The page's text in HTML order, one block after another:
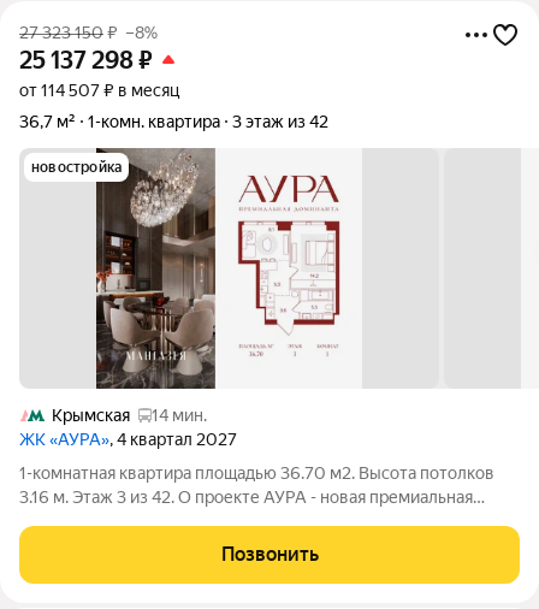
27 323 150₽ –8%
25 137 298₽
от 114 507 ₽ в месяц
36,7 м²
1-комн. квартира 3 этаж из 42
новостройка
Крымская
14 мин.
ЖК «АУРА», 4 квартал 2027
1-комнатная квартира площадью 36.70 м2. Высота потолков
3.16 м. Этаж 3 из 42. О проекте АУРА - новая премиальная
состоит из 42-этажной Бронзовой башни и 41-этажной
Серебряной. Рядом расположены
Позвонить